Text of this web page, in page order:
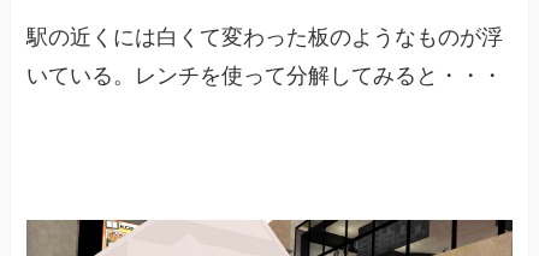
駅の近くには白くて変わった板のようなものが浮
いている。レンチを使って分解してみると・・・